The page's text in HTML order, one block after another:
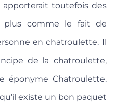
apporterait toutefois des
plus comme le fait de
en chatroulette. Il
de la chatroulette,
éponyme Chatroulette.
existe un bon paquet